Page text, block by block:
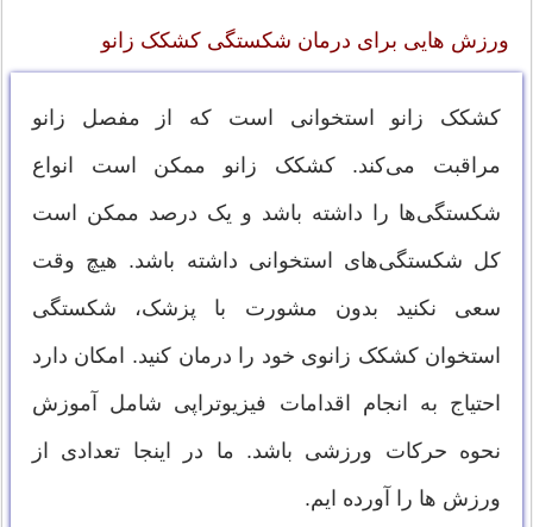
ورزش هایی برای درمان شکستگی کشکک زانو
کشکک زانو استخوانی است که از مفصل زانو
مراقبت می‌کند. کشکک زانو ممکن است انواع
شکستگی‌ها را داشته باشد و یک درصد ممکن است
کل شکستگی‌های استخوانی داشته باشد. هیچ وقت
سعی نکنید بدون مشورت با پزشک، شکستگی
استخوان کشکک زانوی خود را درمان کنید. امکان دارد
احتیاج به انجام اقدامات فیزیوتراپی شامل آموزش
نحوه حرکات ورزشی باشد. ما در اینجا تعدادی از
ورزش ها را آورده ایم.